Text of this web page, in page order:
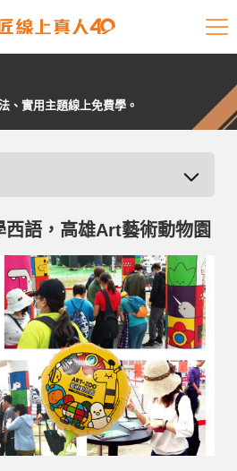
、實用主題線上免費學。
語，高雄Art藝術動物園